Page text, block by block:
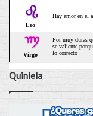
Quiniela